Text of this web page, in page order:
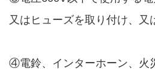
又はヒューズを取り付け、又
④電鈴、インターホーン、火